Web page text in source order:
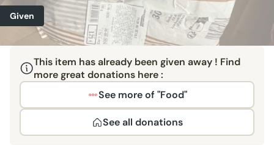
Given
This item has already been given away ! Find
more great donations here :
See more of "Food"
See all donations